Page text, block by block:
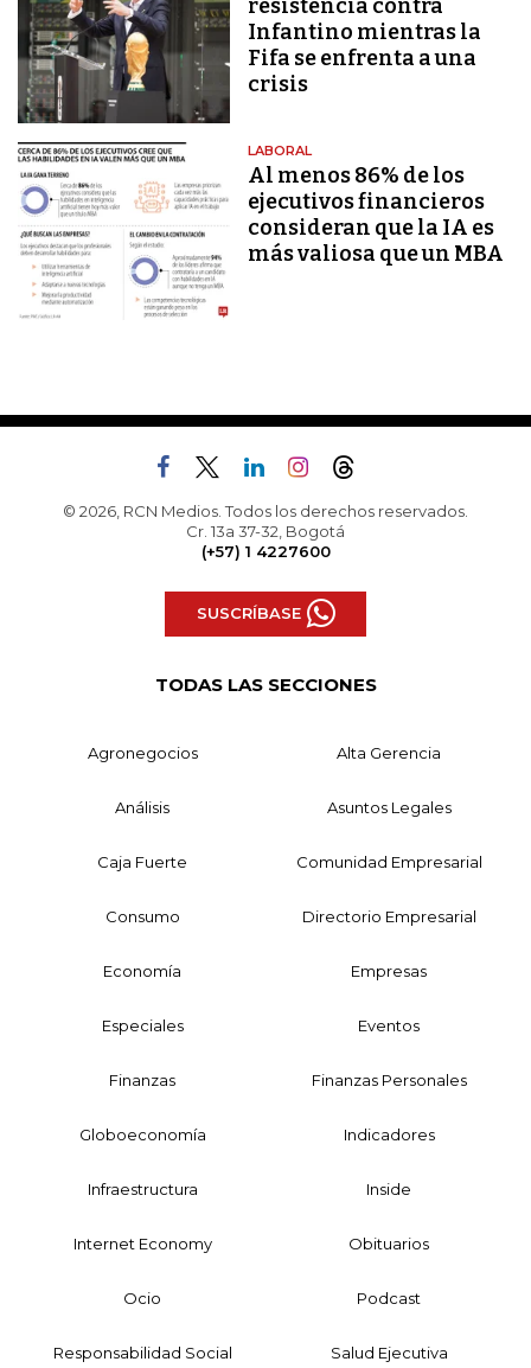
resistencia contra
Infantino mientras la
Fifa se enfrenta a una
crisis
LABORAL
Al menos 86% de los
ejecutivos financieros
consideran que la IA es
más valiosa que un MBA
© 2026, RCN Medios. Todos los derechos reservados.
Cr. 13a 37-32, Bogotá
(+57) 1 4227600
SUSCRÍBASE
TODAS LAS SECCIONES
Agronegocios Alta Gerencia
Análisis Asuntos Legales
Caja Fuerte Comunidad Empresarial
Consumo Directorio Empresarial
Economía Empresas
Especiales Eventos
Finanzas Finanzas Personales
Globoeconomía Indicadores
Infraestructura Inside
Internet Economy Obituarios
Ocio Podcast
Responsabilidad Social Salud Ejecutiva